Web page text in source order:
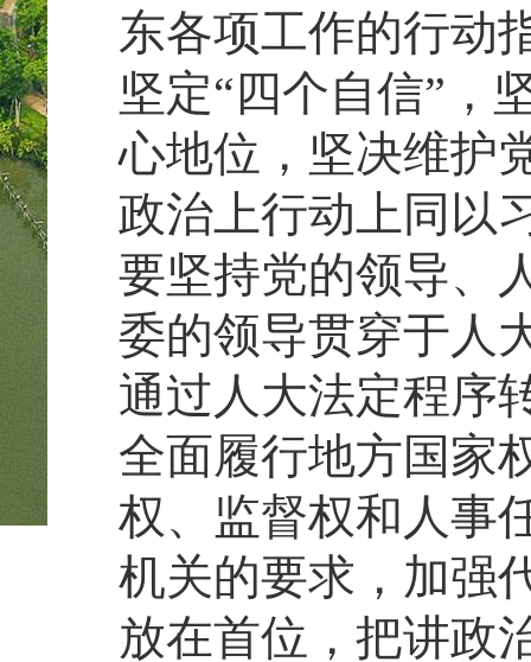
东各项工作的行动
坚定“四个自信”，
心地位，坚决维护
政治上行动上同以
要坚持党的领导、
委的领导贯穿于人
通过人大法定程序
全面履行地方国家
权、监督权和人事
机关的要求，加强
放在首位，把讲政